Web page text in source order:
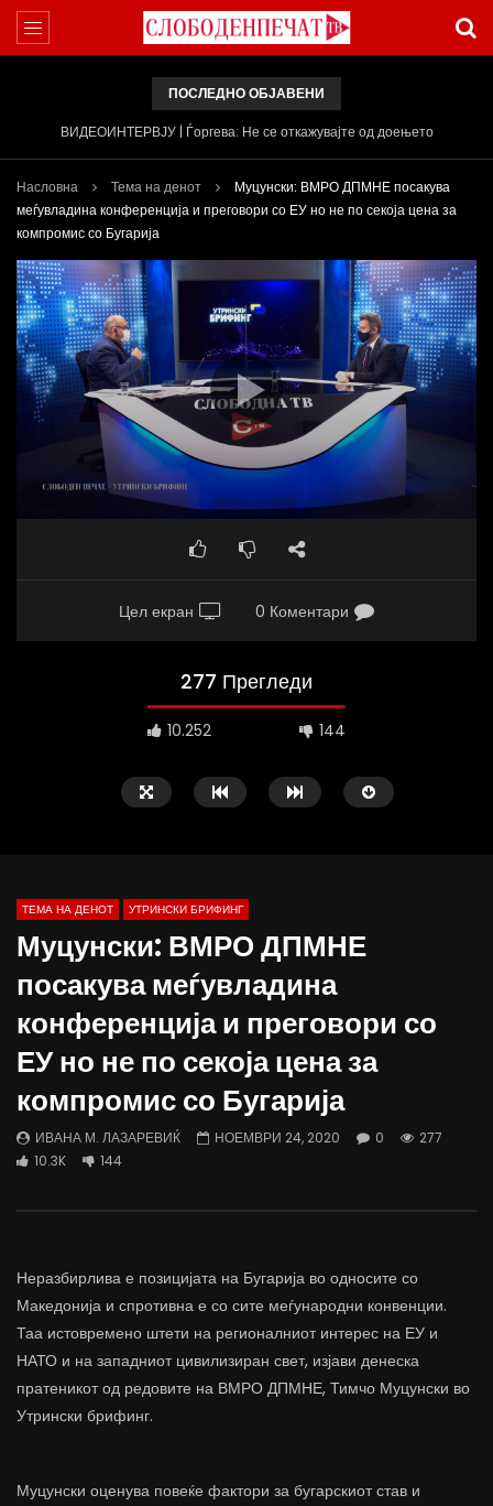
ПОСЛЕДНО ОБЈАВЕНИ
ВИДЕОИНТЕРВЈУ | Ѓоргева: Не се откажувајте од доењето
Насловна Тема на денот
Муцунски: ВМРО ДПМНЕ посакува
меѓувладина конференција и преговори со ЕУ но не по секоја цена за
компромис со Бугарија
Цел екран 0 Коментари
277 Прегледи
10.252 144
Д-р Беговиќ: Обуката на лекарите
трае предолго за да дозволиме лесно
да го губиме стручниот кадар
ДАМЈАН ВАРОШЛИЈА
ЈУНИ 30, 2022
2.6K
флексибилна држава
ДАМЈАН ВАРОШЛИЈА
ЈУНИ 30, 2022
ТЕМА НА ДЕНОТ УТРИНСКИ БРИФИНГ
Муцунски: ВМРО ДПМНЕ
посакува меѓувладина
конференција и преговори со
ЕУ но не по секоја цена за
компромис со Бугарија
ИВАНА М. ЛАЗАРЕВИЌ НОЕМВРИ 24, 2020 0
277
10.3K
144
Неразбирлива е позицијата на Бугарија во односите со
Македонија и спротивна е со сите меѓународни конвенции.
Таа истовремено штети на регионалниот интерес на ЕУ и
НАТО и на западниот цивилизиран свет, изјави денеска
пратеникот од редовите на ВМРО ДПМНЕ, Тимчо Муцунски во
Утрински брифинг.
Муцунски оценува повеќе фактори за бугарскиот став и